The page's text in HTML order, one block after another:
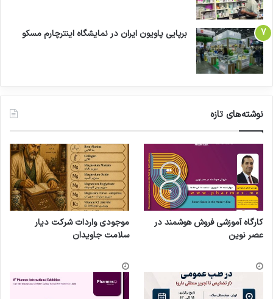
برپایی پاویون ایران در نمایشگاه اینترچارم مسکو
نوشته‌های تازه
کارگاه آموزشی فروش هوشمند در
عصر نوین
موجودی واردات شرکت دیار
سلامت جاویدان